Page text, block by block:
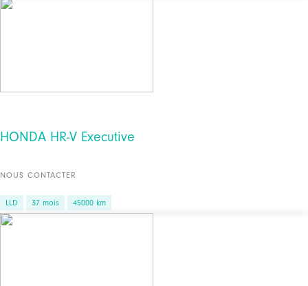
HONDA HR-V Executive
NOUS CONTACTER
LLD 37 mois 45000 km